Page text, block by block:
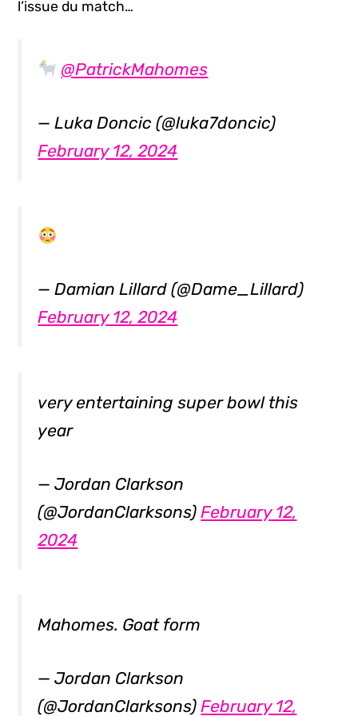
l’issue du match…
@PatrickMahomes
— Luka Doncic (@luka7doncic)
February 12, 2024
— Damian Lillard (@Dame_Lillard)
February 12, 2024
very entertaining super bowl this
year
— Jordan Clarkson
(@JordanClarksons)February 12,
2024
Mahomes. Goat form
— Jordan Clarkson
(@JordanClarksons)February 12,